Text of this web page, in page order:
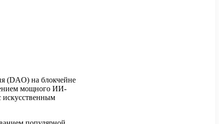
(DAO) на блокчейне
мощного ИИ-
искусственным